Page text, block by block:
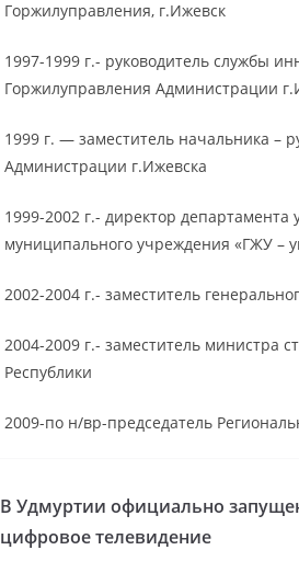
Горжилуправления, г.Ижевск
1997-1999 г.- руководитель службы
Горжилуправления Администрации
1999 г. — заместитель начальника –
Администрации г.Ижевска
1999-2002 г.- директор
муниципального учреждения «ГЖУ –
2002-2004 г.- заместитель
2004-2009 г.- заместитель министра
Республики
2009-по н/вр-председатель
В Удмуртии официально
цифровое телевидение